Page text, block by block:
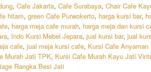
, Cafe Jakarta, Cafe Surabaya, Chair Cafe
hitam, green Cafe Purwokerto, harga kursi bar,
, harga meja cafe murah, harga meja dan kursi
, Indo Kursi Mebel Jepara, jual kursi bar, jual
cafe, jual meja kursi cafe, Kursi Cafe Anyaman
Murah Jati TPK, Kursi Cafe Murah Kayu Jati
Rangka Besi Jati